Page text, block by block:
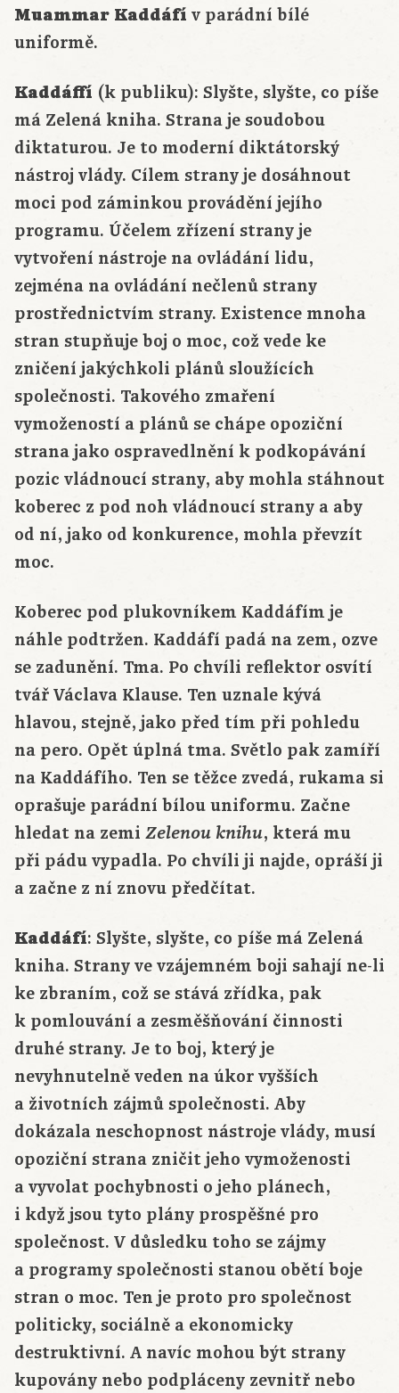
Muammar Kaddáfí v parádní bílé
uniformě.
Kaddáffí (k publiku): Slyšte, slyšte, co píše
má Zelená kniha. Strana je soudobou
diktaturou. Je to moderní diktátorský
nástroj vlády. Cílem strany je dosáhnout
moci pod záminkou provádění jejího
programu. Účelem zřízení strany je
vytvoření nástroje na ovládání lidu,
zejména na ovládání nečlenů strany
prostřednictvím strany. Existence mnoha
stran stupňuje boj o moc, což vede ke
zničení jakýchkoli plánů sloužících
společnosti. Takového zmaření
vymožeností a plánů se chápe opoziční
strana jako ospravedlnění k podkopávání
pozic vládnoucí strany, aby mohla stáhnout
koberec z pod noh vládnoucí strany a aby
od ní, jako od konkurence, mohla převzít
moc.
Koberec pod plukovníkem Kaddáfím je
náhle podtržen. Kaddáfí padá na zem, ozve
se zadunění. Tma. Po chvíli reflektor osvítí
tvář Václava Klause. Ten uznale kývá
hlavou, stejně, jako před tím při pohledu
na pero. Opět úplná tma. Světlo pak zamíří
na Kaddáfího. Ten se těžce zvedá, rukama si
oprašuje parádní bílou uniformu. Začne
hledat na zemi Zelenou knihu, která mu
při pádu vypadla. Po chvíli ji najde, opráší ji
a začne z ní znovu předčítat.
Kaddáfí: Slyšte, slyšte, co píše má Zelená
kniha. Strany ve vzájemném boji sahají ne-li
ke zbraním, což se stává zřídka, pak
k pomlouvání a zesměšňování činnosti
druhé strany. Je to boj, který je
nevyhnutelně veden na úkor vyšších
a životních zájmů společnosti. Aby
dokázala neschopnost nástroje vlády, musí
opoziční strana zničit jeho vymoženosti
a vyvolat pochybnosti o jeho plánech,
i když jsou tyto plány prospěšné pro
společnost. V důsledku toho se zájmy
a programy společnosti stanou obětí boje
stran o moc. Ten je proto pro společnost
politicky, sociálně a ekonomicky
destruktivní. A navíc mohou být strany
kupovány nebo podpláceny zevnitř nebo